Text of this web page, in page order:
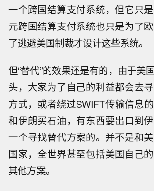
一个跨国结算支付系统，但它只
元跨国结算支付系统也只是为了
了逃避美国制裁才设计这些系统。
但“替代”的效果还是有的，由于美
头，大家为了自己的利益都会去
方式，或者绕过SWIFT传输信息
和伊朗买石油，有东西要出口到
一个寻找替代方案的。并不是和
国家，全世界甚至包括美国自己
其他方案。